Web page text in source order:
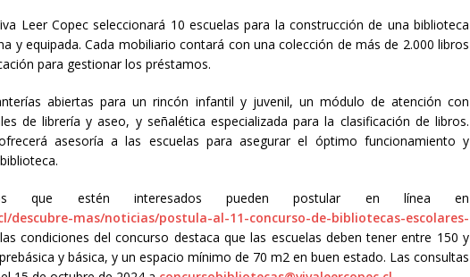
Leer Copec seleccionará 10 escuelas para la construcción de una biblioteca
y equipada. Cada mobiliario contará con una colección de más de 2.000 libros
para gestionar los préstamos.
abiertas para un rincón infantil y juvenil, un módulo de atención con
de librería y aseo, y señalética especializada para la clasificación de libros.
asesoría a las escuelas para asegurar el óptimo funcionamiento y
que estén interesados pueden postular en línea en
descubre-mas/noticias/postula-al-11-concurso-de-bibliotecas-escolares-
condiciones del concurso destaca que las escuelas deben tener entre 150 y
y básica, y un espacio mínimo de 70 m2 en buen estado. Las consultas